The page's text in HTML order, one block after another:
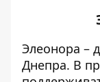
Элеонора –
Днепра. В